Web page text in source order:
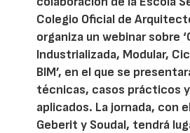
Colegio Oficial de
organiza un webinar sobre
Industrializada, Modular,
BIM’, en el que se
técnicas, casos prácticos
aplicados. La jornada, con
Geberit y Soudal, tendrá